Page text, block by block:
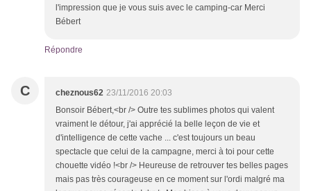
l'impression que je vous suis avec le camping-car Merci
Bébert
Répondre
C cheznous62 23/11/2016 20:03
Bonsoir Bébert,<br /> Outre tes sublimes photos qui valent
vraiment le détour, j'ai apprécié la belle leçon de vie et
d'intelligence de cette vache ... c'est toujours un beau
spectacle que celui de la campagne, merci à toi pour cette
chouette vidéo !<br /> Heureuse de retrouver tes belles pages
mais pas très courageuse en ce moment sur l'ordi malgré ma